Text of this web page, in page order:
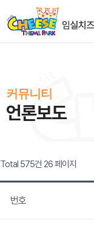
커뮤니티
언론보도
Total 575건 26 페이지
번호